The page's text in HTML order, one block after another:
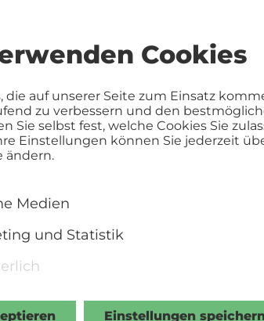
Cookies
die auf unserer Seite zum Einsatz
zu verbessern und den
Sie selbst fest, welche Cookies Sie
Einstellungen können Sie jederzeit
ändern.
Medien
und Statistik
Einstellungen
nehmen. Ihr Sohn und ihre
der gemeinsamen Reise im
wird. Berührend und dabei
Roadmovie den Zauber des
© Pandafilm